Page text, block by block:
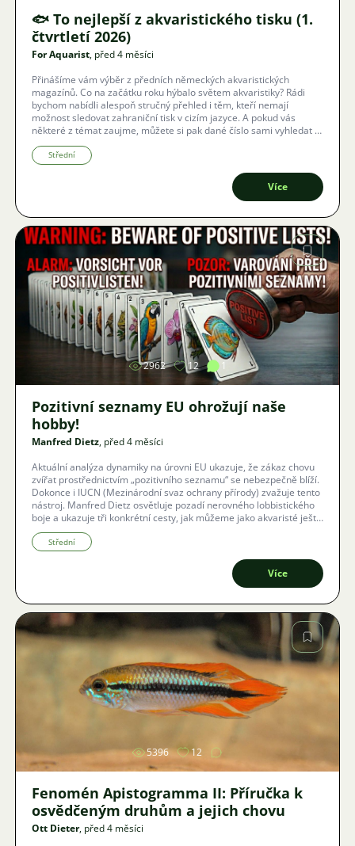
🐟 To nejlepší z akvaristického tisku (1.
čtvrtletí 2026)
For Aquarist, před 4 měsíci
Přinášíme vám výběr z předních německých akvaristických
magazínů. Co na začátku roku hýbalo světem akvaristiky? Rádi
bychom nabídli alespoň stručný přehled i těm, kteří nemají
možnost sledovat zahraniční tisk v cizím jazyce. A pokud vás
některé z témat zaujme, můžete si pak dané číslo sami vyhledat a
zakoupit.
Střední
Více
Obrázek
2962 12 1
Pozitivní seznamy EU ohrožují naše
hobby!
Manfred Dietz, před 4 měsíci
Aktuální analýza dynamiky na úrovni EU ukazuje, že zákaz chovu
zvířat prostřednictvím „pozitivního seznamu“ se nebezpečně blíží.
Dokonce i IUCN (Mezinárodní svaz ochrany přírody) zvažuje tento
nástroj. Manfred Dietz osvětluje pozadí nerovného lobbistického
boje a ukazuje tři konkrétní cesty, jak můžeme jako akvaristé ještě
zabránit hrozícímu konci našeho koníčka.
Střední
Více
Obrázek
5396 12
Fenomén Apistogramma II: Příručka k
osvědčeným druhům a jejich chovu
Ott Dieter, před 4 měsíci